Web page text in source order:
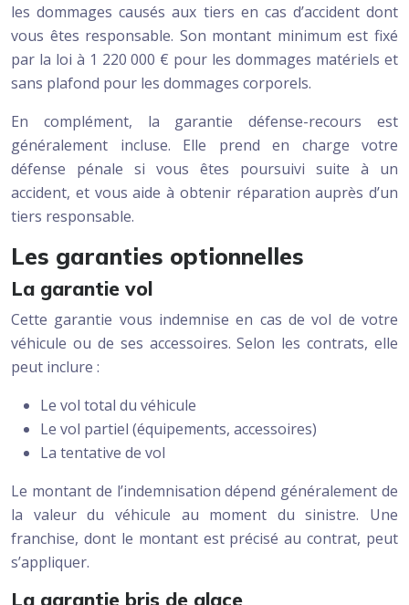
les dommages causés aux tiers en cas d’accident dont
vous êtes responsable. Son montant minimum est fixé
par la loi à 1 220 000 € pour les dommages matériels et
sans plafond pour les dommages corporels.
En complément, la garantie défense-recours est
généralement incluse. Elle prend en charge votre
défense pénale si vous êtes poursuivi suite à un
accident, et vous aide à obtenir réparation auprès d’un
tiers responsable.
Les garanties optionnelles
La garantie vol
Cette garantie vous indemnise en cas de vol de votre
véhicule ou de ses accessoires. Selon les contrats, elle
peut inclure :
Le vol total du véhicule
Le vol partiel (équipements, accessoires)
La tentative de vol
Le montant de l’indemnisation dépend généralement de
la valeur du véhicule au moment du sinistre. Une
franchise, dont le montant est précisé au contrat, peut
s’appliquer.
La garantie bris de glace